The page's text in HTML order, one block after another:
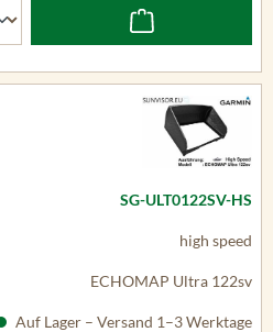
SG-ULT0122SV-HS
high speed
ECHOMAP Ultra 122sv
Auf Lager – Versand 1–3 Werktage